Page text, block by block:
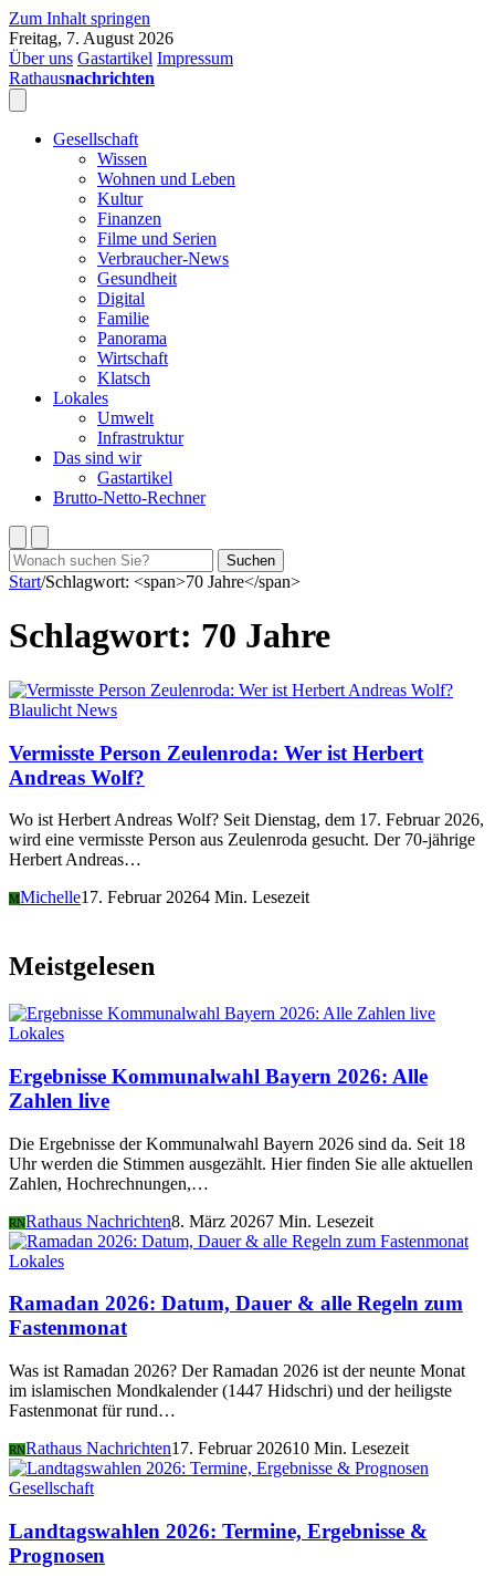
Zum Inhalt springen
Freitag, 7. August 2026
Über uns Gastartikel Impressum
Rathausnachrichten
Gesellschaft
Wissen
Wohnen und Leben
Kultur
Finanzen
Filme und Serien
Verbraucher-News
Gesundheit
Digital
Familie
Panorama
Wirtschaft
Klatsch
Lokales
Umwelt
Infrastruktur
Das sind wir
Gastartikel
Brutto-Netto-Rechner
Suchen
nach:
Suchen
Start/Schlagwort: <span>70 Jahre</span>
Schlagwort: 70 Jahre
Blaulicht News
Vermisste Person Zeulenroda: Wer ist Herbert
Andreas Wolf?
Wo ist Herbert Andreas Wolf? Seit Dienstag, dem 17. Februar 2026,
wird eine vermisste Person aus Zeulenroda gesucht. Der 70-jährige
Herbert Andreas…
MMichelle17. Februar 20264 Min. Lesezeit
Meistgelesen
Lokales
Ergebnisse Kommunalwahl Bayern 2026: Alle
Zahlen live
Die Ergebnisse der Kommunalwahl Bayern 2026 sind da. Seit 18
Uhr werden die Stimmen ausgezählt. Hier finden Sie alle aktuellen
Zahlen, Hochrechnungen,…
RNRathaus Nachrichten8. März 20267 Min. Lesezeit
Lokales
Ramadan 2026: Datum, Dauer & alle Regeln zum
Fastenmonat
Was ist Ramadan 2026? Der Ramadan 2026 ist der neunte Monat
im islamischen Mondkalender (1447 Hidschri) und der heiligste
Fastenmonat für rund…
RNRathaus Nachrichten17. Februar 202610 Min. Lesezeit
Gesellschaft
Landtagswahlen 2026: Termine, Ergebnisse &
Prognosen